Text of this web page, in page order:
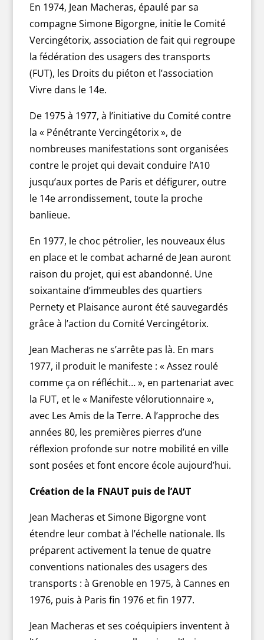
En 1974, Jean Macheras, épaulé par sa
compagne Simone Bigorgne, initie le Comité
Vercingétorix, association de fait qui regroupe
la fédération des usagers des transports
(FUT), les Droits du piéton et l’association
Vivre dans le 14e.
De 1975 à 1977, à l’initiative du Comité contre
la « Pénétrante Vercingétorix », de
nombreuses manifestations sont organisées
contre le projet qui devait conduire l’A10
jusqu’aux portes de Paris et défigurer, outre
le 14e arrondissement, toute la proche
banlieue.
En 1977, le choc pétrolier, les nouveaux élus
en place et le combat acharné de Jean auront
raison du projet, qui est abandonné. Une
soixantaine d’immeubles des quartiers
Pernety et Plaisance auront été sauvegardés
grâce à l’action du Comité Vercingétorix.
Jean Macheras ne s’arrête pas là. En mars
1977, il produit le manifeste : « Assez roulé
comme ça on réfléchit… », en partenariat avec
la FUT, et le « Manifeste vélorutionnaire »,
avec Les Amis de la Terre. A l’approche des
années 80, les premières pierres d’une
réflexion profonde sur notre mobilité en ville
sont posées et font encore école aujourd’hui.
Création de la FNAUT puis de l’AUT
Jean Macheras et Simone Bigorgne vont
étendre leur combat à l’échelle nationale. Ils
préparent activement la tenue de quatre
conventions nationales des usagers des
transports : à Grenoble en 1975, à Cannes en
1976, puis à Paris fin 1976 et fin 1977.
Jean Macheras et ses coéquipiers inventent à